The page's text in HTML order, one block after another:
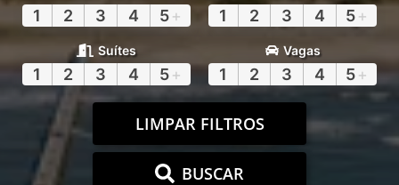
1 2 3 4 5+ 1 2 3 4 5+
Suítes
1 2 3 4 5+
Vagas
1 2 3 4 5+
LIMPAR FILTROS
BUSCAR